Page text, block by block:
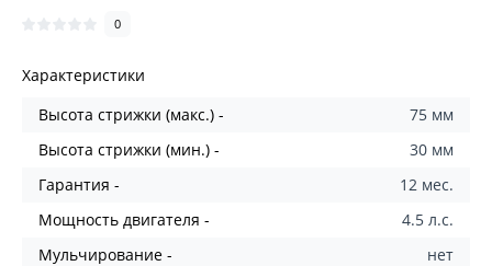
0
Характеристики
Высота стрижки (макс.) -
75 мм
Высота стрижки (мин.) -
30 мм
Гарантия -
12 мес.
Мощность двигателя -
4.5 л.с.
Мульчирование -
нет